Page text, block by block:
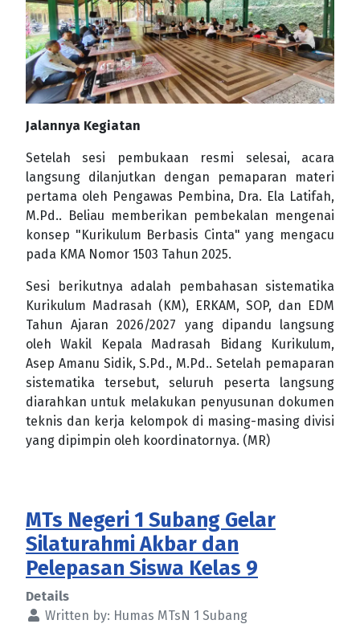
Jalannya Kegiatan
Setelah sesi pembukaan resmi selesai, acara
langsung dilanjutkan dengan pemaparan materi
pertama oleh Pengawas Pembina, Dra. Ela Latifah,
M.Pd.. Beliau memberikan pembekalan mengenai
konsep "Kurikulum Berbasis Cinta" yang mengacu
pada KMA Nomor 1503 Tahun 2025.
Sesi berikutnya adalah pembahasan sistematika
Kurikulum Madrasah (KM), ERKAM, SOP, dan EDM
Tahun Ajaran 2026/2027 yang dipandu langsung
oleh Wakil Kepala Madrasah Bidang Kurikulum,
Asep Amanu Sidik, S.Pd., M.Pd.. Setelah pemaparan
sistematika tersebut, seluruh peserta langsung
diarahkan untuk melakukan penyusunan dokumen
teknis dan kerja kelompok di masing-masing divisi
yang dipimpin oleh koordinatornya. (MR)
MTs Negeri 1 Subang Gelar
Silaturahmi Akbar dan
Pelepasan Siswa Kelas 9
Details
Written by: Humas MTsN 1 Subang